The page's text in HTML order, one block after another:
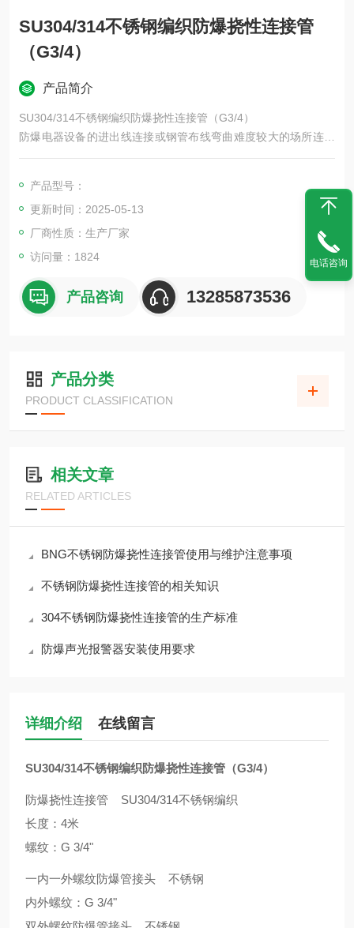
SU304/314不锈钢编织防爆挠性连接管
（G3/4）
产品简介
SU304/314不锈钢编织防爆挠性连接管（G3/4）
防爆电器设备的进出线连接或钢管布线弯曲难度较大的场所连接
之用。防爆挠性管结构软管两端为金属螺纹活接头，管体部分分
丝编织网管三种形式组成。本产品具有耐燃、耐油、耐腐蚀、耐
水、耐磨、耐老化、挠性良好、结构牢固、工作可靠等优点。
产品型号：
更新时间：2025-05-13
厂商性质：生产厂家
访问量：1824
产品咨询 13285873536
产品分类
PRODUCT CLASSIFICATION
相关文章
RELATED ARTICLES
BNG不锈钢防爆挠性连接管使用与维护注意事项
不锈钢防爆挠性连接管的相关知识
304不锈钢防爆挠性连接管的生产标准
防爆声光报警器安装使用要求
详细介绍 在线留言
SU304/314不锈钢编织防爆挠性连接管（G3/4）
防爆挠性连接管 SU304/314不锈钢编织
长度：4米
螺纹：G 3/4"
一内一外螺纹防爆管接头 不锈钢
内外螺纹：G 3/4"
电话咨询